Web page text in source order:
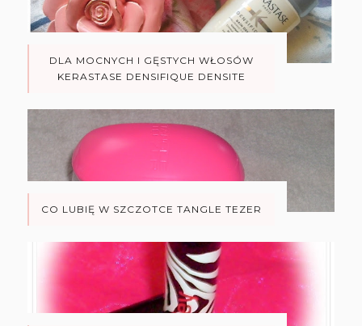
DLA MOCNYCH I GĘSTYCH WŁOSÓW
KERASTASE DENSIFIQUE DENSITE
CO LUBIĘ W SZCZOTCE TANGLE TEZER